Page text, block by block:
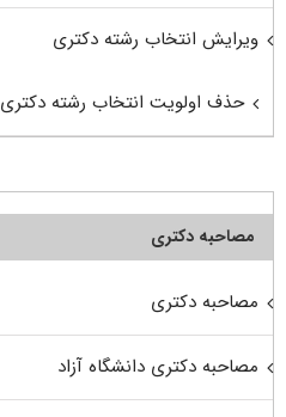
ویرایش انتخاب رشته دکتری
حذف اولویت انتخاب رشته دکتری
مصاحبه دکتری
مصاحبه دکتری
مصاحبه دکتری دانشگاه آزاد